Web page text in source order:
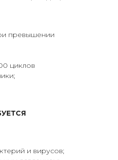
превышении
циклов
и вирусов;